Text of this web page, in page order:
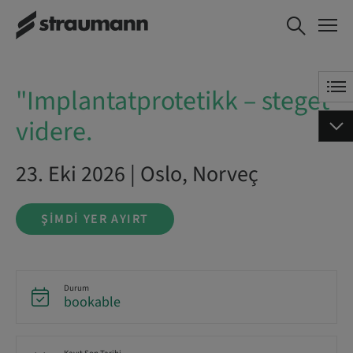
"Implantatprotetikk –
steget videre.
ŞIMDI YER AYIRT
"Implantatprotetikk – steget
videre.
23. Eki 2026 | Oslo, Norveç
ŞIMDI YER AYIRT
Durum
bookable